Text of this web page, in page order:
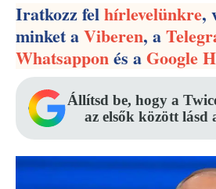
Iratkozz felhírlevelünkre,
minket aViberen, a
Whatsapponés aGoogle
Állítsd be, hogy a
az elsők között lásd